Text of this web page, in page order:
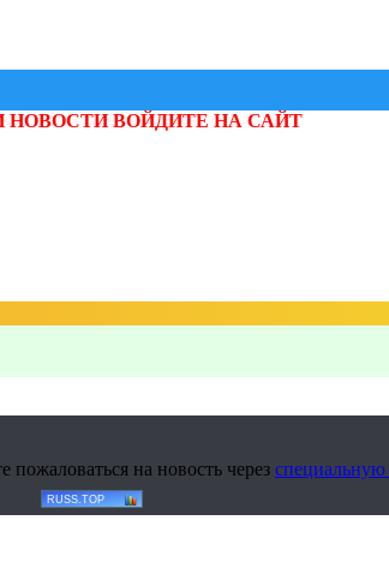
НОВОСТИ ВОЙДИТЕ НА САЙТ
на новость через специальную